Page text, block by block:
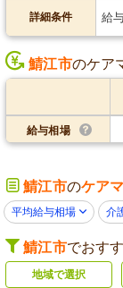
詳細条件 給
鯖江市のケア
給与相場
鯖江市のケア
平均給与相場 介
鯖江市でおす
地域で選択